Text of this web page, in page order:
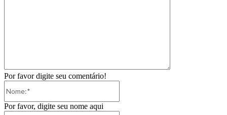
Por favor digite seu comentário!
Por favor, digite seu nome aqui